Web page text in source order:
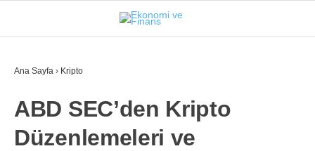
26.5°
İSTANBUL
GÜNDEM
EKONOMI
Ana Sayfa › Kripto
ABD SEC’den Kripto
Düzenlemeleri ve